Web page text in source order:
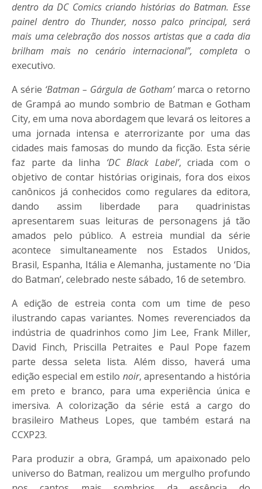
dentro da DC Comics criando histórias do Batman. Esse
painel dentro do Thunder, nosso palco principal, será
mais uma celebração dos nossos artistas que a cada dia
brilham mais no cenário internacional”, completao
executivo.
A série ‘Batman – Gárgula de Gotham’marca o retorno
de Grampá ao mundo sombrio de Batman e Gotham
City, em uma nova abordagem que levará os leitores a
uma jornada intensa e aterrorizante por uma das
cidades mais famosas do mundo da ficção. Esta série
faz parte da linha ‘DC Black Label’, criada com o
objetivo de contar histórias originais, fora dos eixos
canônicos já conhecidos como regulares da editora,
dando assim liberdade para quadrinistas
apresentarem suas leituras de personagens já tão
amados pelo público. A estreia mundial da série
acontece simultaneamente nos Estados Unidos,
Brasil, Espanha, Itália e Alemanha, justamente no ‘Dia
do Batman’, celebrado neste sábado, 16 de setembro.
A edição de estreia conta com um time de peso
ilustrando capas variantes. Nomes reverenciados da
indústria de quadrinhos como Jim Lee, Frank Miller,
David Finch, Priscilla Petraites e Paul Pope fazem
parte dessa seleta lista. Além disso, haverá uma
edição especial em estilo noir, apresentando a história
em preto e branco, para uma experiência única e
imersiva. A colorização da série está a cargo do
brasileiro Matheus Lopes, que também estará na
CCXP23.
Para produzir a obra, Grampá, um apaixonado pelo
universo do Batman, realizou um mergulho profundo